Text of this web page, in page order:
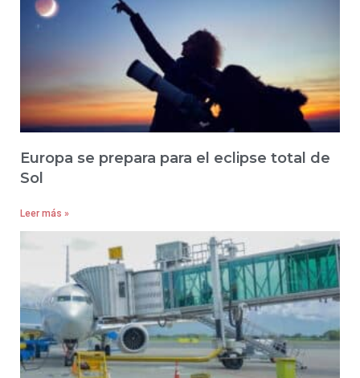
Europa se prepara para el eclipse total de
Sol
Leer más »